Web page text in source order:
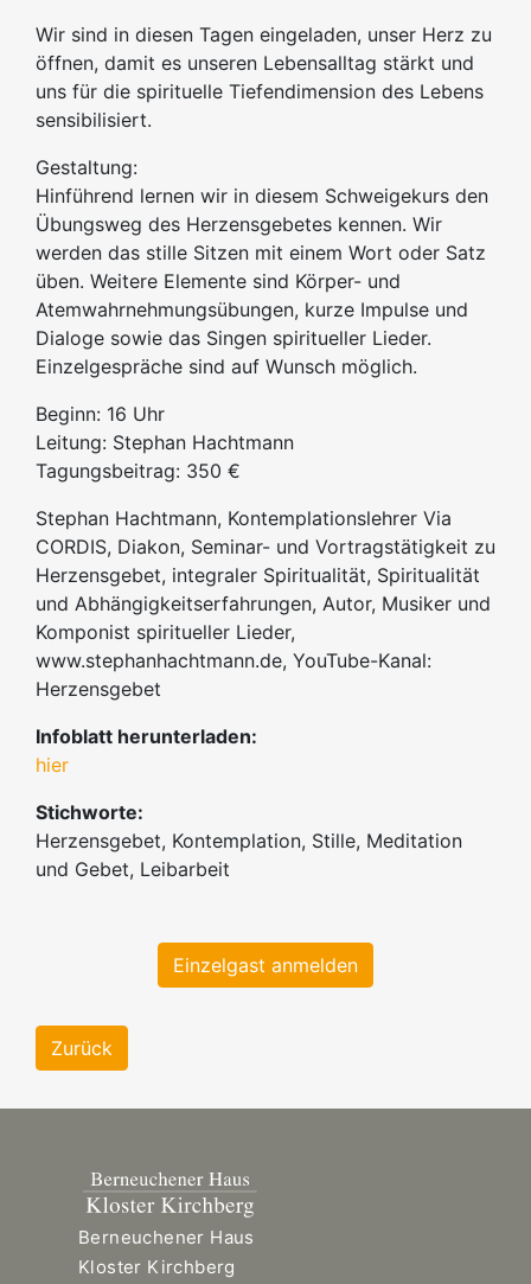
Wir sind in diesen Tagen eingeladen, unser Herz zu
öffnen, damit es unseren Lebensalltag stärkt und
uns für die spirituelle Tiefendimension des Lebens
sensibilisiert.
Gestaltung:
Hinführend lernen wir in diesem Schweigekurs den
Übungsweg des Herzensgebetes kennen. Wir
werden das stille Sitzen mit einem Wort oder Satz
üben. Weitere Elemente sind Körper- und
Atemwahrnehmungsübungen, kurze Impulse und
Dialoge sowie das Singen spiritueller Lieder.
Einzelgespräche sind auf Wunsch möglich.
Beginn: 16 Uhr
Leitung: Stephan Hachtmann
Tagungsbeitrag: 350 €
Stephan Hachtmann, Kontemplationslehrer Via
CORDIS, Diakon, Seminar- und Vortragstätigkeit zu
Herzensgebet, integraler Spiritualität, Spiritualität
und Abhängigkeitserfahrungen, Autor, Musiker und
Komponist spiritueller Lieder,
www.stephanhachtmann.de, YouTube-Kanal:
Herzensgebet
Infoblatt herunterladen:
hier
Stichworte:
Herzensgebet, Kontemplation, Stille, Meditation
und Gebet, Leibarbeit
Einzelgast anmelden
Zurück
Berneuchener Haus
Kloster Kirchberg